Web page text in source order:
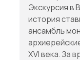
Экскурсия в
история
ансамбль
XVI века. За